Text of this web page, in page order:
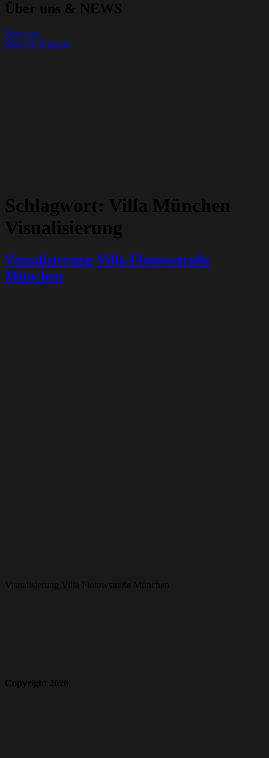
Über uns & NEWS
Über uns
News & Projekte
Schlagwort: Villa München
Visualisierung
Visualisierung Villa Flotowstraße
München
Visualisierung Villa Flotowstraße München
Copyright 2026